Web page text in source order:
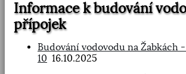
Informace k budování
přípojek
Budování vodovodu na Žabkách
10 16.10.2025